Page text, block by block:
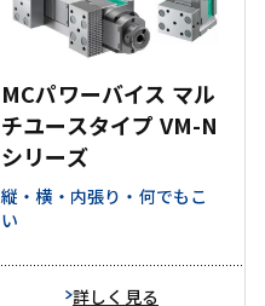
MCパワーバイス マル
チユースタイプ VM-N
シリーズ
縦・横・内張り・何でもこ
い
詳しく見る